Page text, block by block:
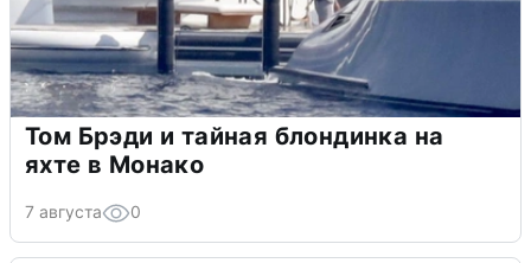
Том Брэди и тайная блондинка на
яхте в Монако
7 августа 0